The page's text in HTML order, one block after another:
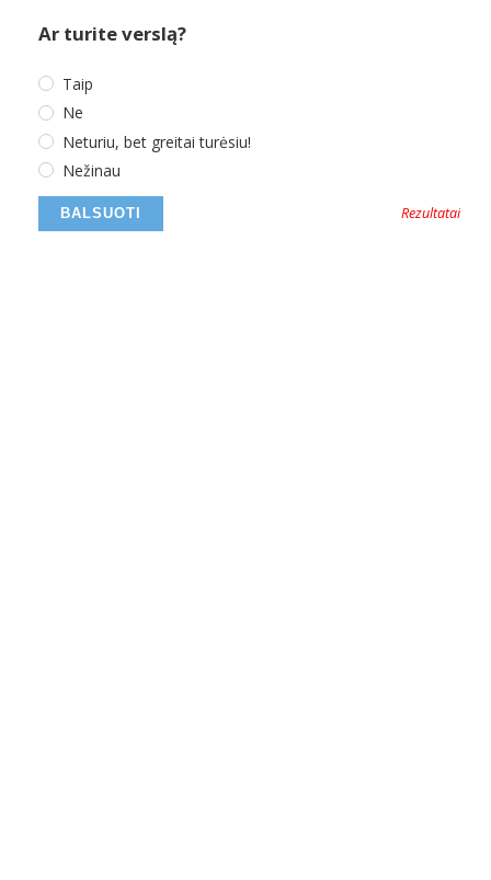
Ar turite verslą?
Taip
Ne
Neturiu, bet greitai turėsiu!
Nežinau
Rezultatai